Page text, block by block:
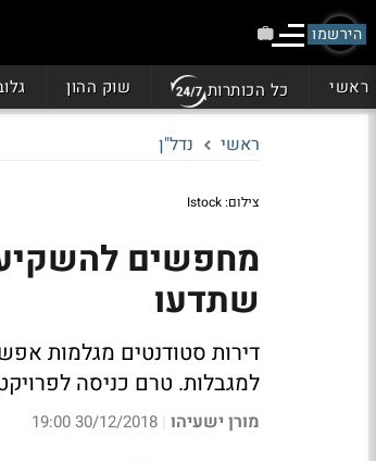
הירשמו
ראשי כל הכותרות שוק ההון
ראשי נדל"ן
צילום: Istock
מחפשים
שתדעו
דירות סטודנטים מגלמות
למגבלות. טרם כניסה
מורן ישעיהו |
30/12/2018 19:00